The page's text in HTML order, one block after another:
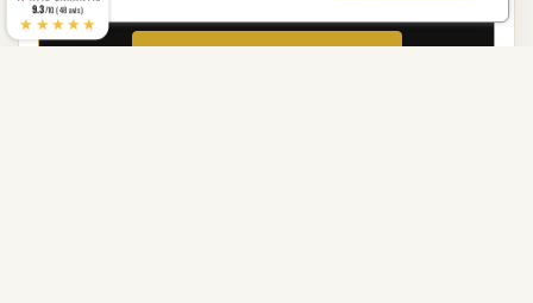
9.3/10 (48 avis)
★★★★★